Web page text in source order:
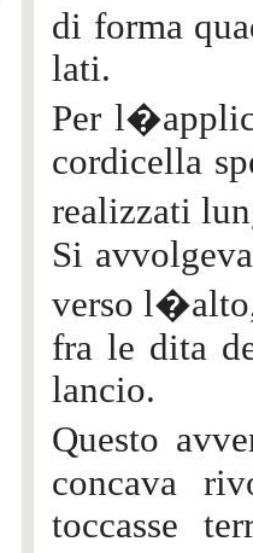
di forma
lati.
Per
cordicella
realizzati
Si
verso
fra le dita
lancio.
Questo
concava
toccasse